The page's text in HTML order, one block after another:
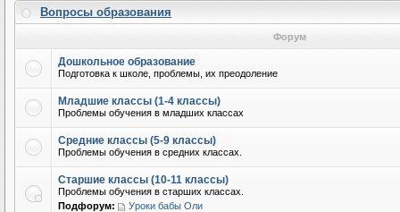
Вопросы образования
Форум
Дошкольное образование
Подготовка к школе, проблемы, их преодоление
Младшие классы (1-4 классы)
Проблемы обучения в младших классах
Средние классы (5-9 классы)
Проблемы обучения в средних классах.
Старшие классы (10-11 классы)
Проблемы обучения в старших классах.
Подфорум:
Уроки бабы Оли